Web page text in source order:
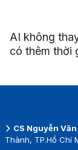
AI không
có thêm thời
CS Nguyễn
Thành, TP.Hồ Chí